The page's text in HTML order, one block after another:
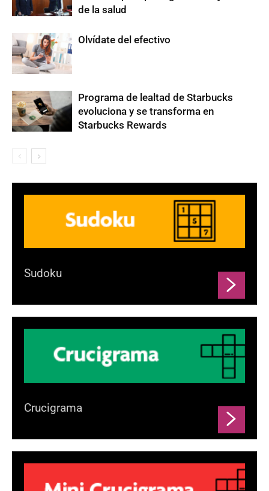
de la salud
Olvídate del efectivo
Programa de lealtad de Starbucks
evoluciona y se transforma en
Starbucks Rewards
Sudoku
Crucigrama